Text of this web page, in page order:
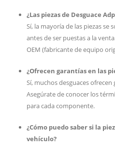
¿Las piezas de Desguace
Sí, la mayoría de las piezas se
antes de ser puestas a la
OEM (fabricante de equipo
¿Ofrecen garantías en las
Sí, muchos desguaces
Asegúrate de conocer los
para cada componente.
¿Cómo puedo saber si la
vehículo?